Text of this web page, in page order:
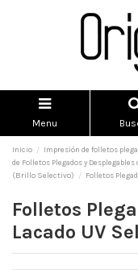
Menu
Inicio Impresión de folletos
de Folletos Plegados y Desplegables
(Brillo Selectivo)
Folletos
Folletos
Lacado UV